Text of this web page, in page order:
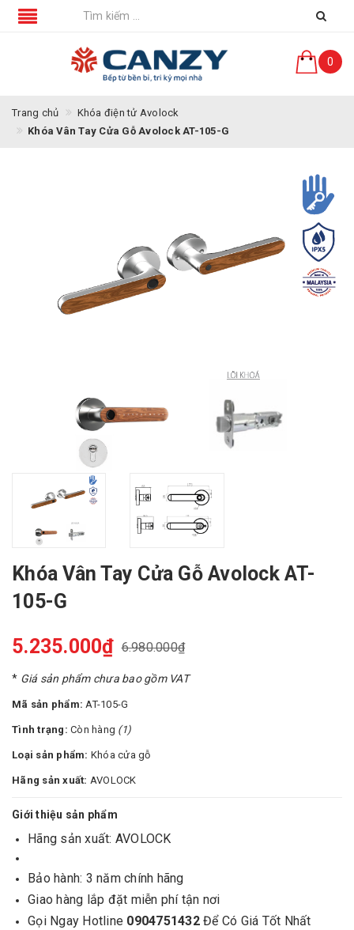
0
Trang chủ
Khóa điện tử Avolock
Khóa Vân Tay Cửa Gỗ Avolock AT-105-G
Khóa Vân Tay Cửa Gỗ Avolock AT-
105-G
5.235.000₫ 6.980.000₫
* Giá sản phẩm chưa bao gồm VAT
Mã sản phẩm:AT-105-G
Tình trạng: Còn hàng (1)
Loại sản phẩm: Khóa cửa gỗ
Hãng sản xuất: AVOLOCK
Giới thiệu sản phẩm
Hãng sản xuất: AVOLOCK
Bảo hành: 3 năm chính hãng
Giao hàng lắp đặt miễn phí tận nơi
Gọi Ngay Hotline 0904751432Để Có Giá Tốt Nhất